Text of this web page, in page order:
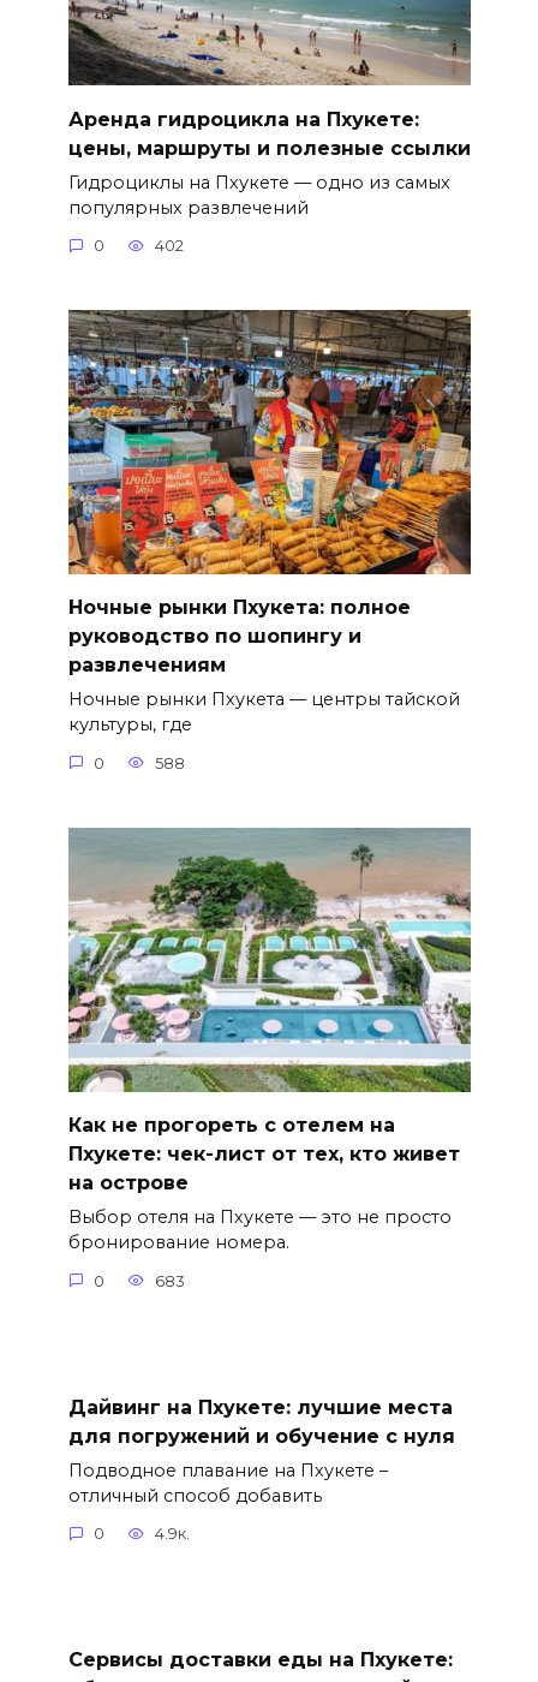
Аренда гидроцикла на Пхукете:
цены, маршруты и полезные ссылки
Гидроциклы на Пхукете — одно из самых
популярных развлечений
0 402
Ночные рынки Пхукета: полное
руководство по шопингу и
развлечениям
Ночные рынки Пхукета — центры тайской
культуры, где
0 588
Как не прогореть с отелем на
Пхукете: чек-лист от тех, кто живет
на острове
Выбор отеля на Пхукете — это не просто
бронирование номера.
0 683
Дайвинг на Пхукете: лучшие места
для погружений и обучение с нуля
Подводное плавание на Пхукете –
отличный способ добавить
0 4.9к.
Сервисы доставки еды на Пхукете: